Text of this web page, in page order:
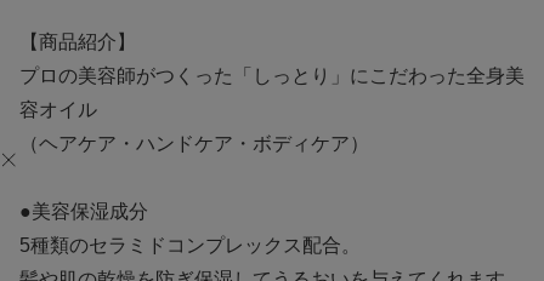
【商品紹介】
プロの美容師がつくった「しっとり」にこだわった全身美
容オイル
（ヘアケア・ハンドケア・ボディケア）
●美容保湿成分
5種類のセラミドコンプレックス配合。